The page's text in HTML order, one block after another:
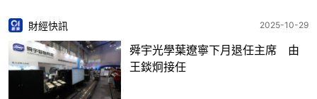
財經快訊 2025-10-29
舜宇光學葉遼寧下月退任主席 由
王錟炯接任